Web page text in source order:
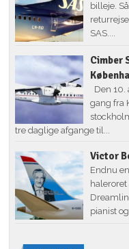
billeje.
SAS....
Cimber
Den
gang fra
tre daglige afgange til...
Victor
Endnu
pianist